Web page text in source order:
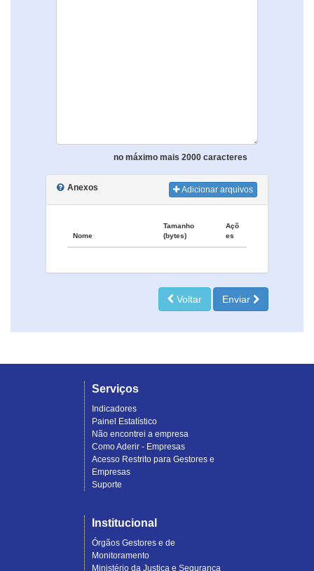
no máximo mais 2000 caracteres
Anexos Adicionar arquivos
Nome
Tamanho
(bytes)
Açõ
es
Voltar Enviar
Serviços
Indicadores
Painel Estatístico
Não encontrei a empresa
Como Aderir - Empresas
Acesso Restrito para Gestores e
Empresas
Suporte
Institucional
Órgãos Gestores e de
Monitoramento
Ministério da Justiça e Segurança